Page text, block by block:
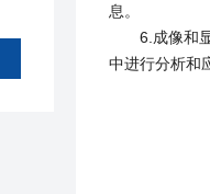
息。
6.成像和显
中进行分析和